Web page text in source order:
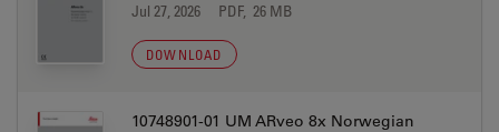
Jul 27, 2026 PDF, 26 MB
DOWNLOAD
10748901-01 UM ARveo 8x Norwegian